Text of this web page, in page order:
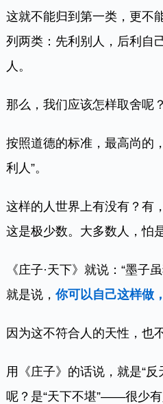
这就不能归到第一类，更不
列两类：先利别人，后利自
人。
那么，我们应该怎样取舍呢？
按照道德的标准，最高尚的
利人”。
这样的人世界上有没有？有
这是极少数。大多数人，怕
《庄子·天下》就说：“墨子
就是说，你可以自己这样做
因为这不符合人的天性，也
用《庄子》的话说，就是“
呢？是“天下不堪”——很少